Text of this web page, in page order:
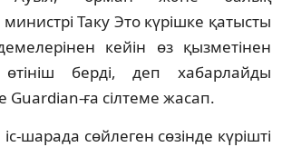
Таку Это күрішке қатысты
кейін өз қызметінен
берді, деп хабарлайды
Guardian-ға сілтеме жасап.
шарада сөйлеген сөзінде күрішті